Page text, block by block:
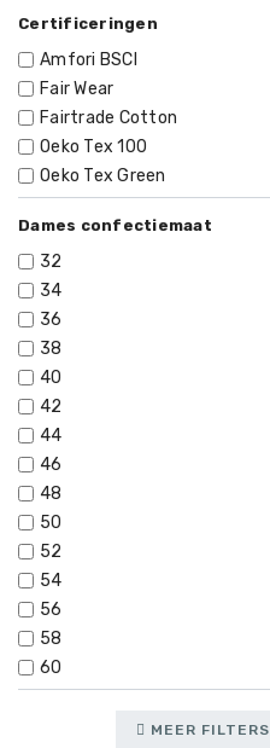
Certificeringen
Amfori BSCI
Fair Wear
Fairtrade Cotton
Oeko Tex 100
Oeko Tex Green
Dames confectiemaat
32
34
36
38
40
42
44
46
48
50
52
54
56
58
60
MEER FILTERS